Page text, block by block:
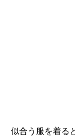
似合う服を着る